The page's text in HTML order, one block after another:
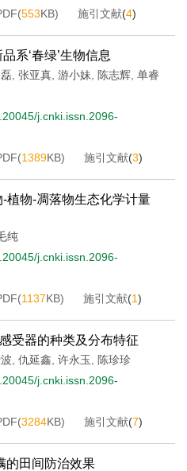
553KB) 施引文献(4)
系‘春绿’生物信息
张亚真 游小妹 陈志辉 单睿
j.cnki.issn.2096-
1389KB) 施引文献(3)
植物-凋落物生态化学计量
纯
j.cnki.issn.2096-
1137KB) 施引文献(1)
受器的种类及分布特征
仇延鑫 许永玉
陈珍珍
j.cnki.issn.2096-
3284KB) 施引文献(7)
的田间防治效果